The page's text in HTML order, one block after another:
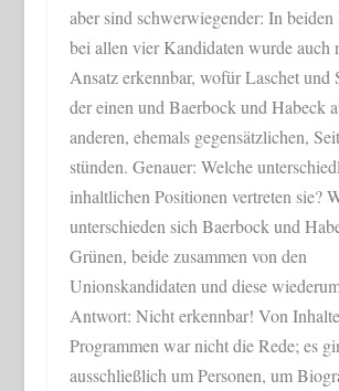
aber sind schwerwiegender: In beiden
bei allen vier Kandidaten wurde auch
Ansatz erkennbar, wofür Laschet und
der einen und Baerbock und Habeck
anderen, ehemals gegensätzlichen,
stünden. Genauer: Welche
inhaltlichen Positionen vertreten sie?
unterschieden sich Baerbock und
Grünen, beide zusammen von den
Unionskandidaten und diese
Antwort: Nicht erkennbar! Von
Programmen war nicht die Rede; es
ausschließlich um Personen, um